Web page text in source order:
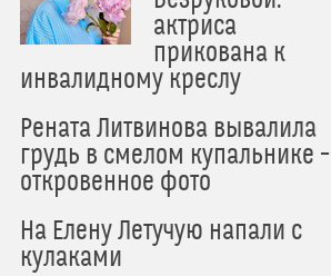
актриса
прикована к
инвалидному креслу
Рената Литвинова вывалила
грудь в смелом купальнике –
откровенное фото
На Елену Летучую напали с
кулаками